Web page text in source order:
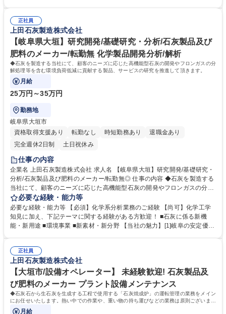
間が少なく、休日もしっかりとれるので家族との時間を大切にしていただ
くことができます。【年間休日に関して】年間休日120日ですが、有給休
暇を入社月に応じて2～10日付与いたします。 学歴・資格 学歴：大学院
大学 高専 短大 専修学校 高校 語学力： 資格：
正社員
上田石灰製造株式会社
【岐阜県大垣】研究開発/基礎研究・分析/石灰製品及び
肥料のメーカー/転勤無 化学製品開発分析/解析
◆石灰を製造する当社にて、顧客のニーズに応じた高機能型石灰の開発やフロンガスの分
解処理等を含む環境負荷低減に貢献する製品、サービスの研究を推進して頂きます。
月給
25万円～35万円
勤務地
岐阜県大垣市
資格取得支援あり
転勤なし 時短勤務あり
退職金あり
完全週休2日制
土日祝休み
仕事の内容
企業名 上田石灰製造株式会社 求人名 【岐阜県大垣】研究開発/基礎研究・
分析/石灰製品及び肥料のメーカー/転勤無◎ 仕事の内容 ◆石灰を製造する
当社にて、顧客のニーズに応じた高機能型石灰の開発やフロンガスの分解
処理等を含む環境負荷低減に貢献する製品、サービスの研究を推進して頂
きます。 業務内容：石灰類の成分分析、無機系試料の分析、フロンガスの
分析、分析表の作成および発行など （ICP-MS、GC-MS、蛍光X線分析装
置、原子吸光光度計など) 募集職種 【岐阜県大垣】研究開発/基礎研究・分
必要な経験・能力等
必要な経験・能力等 【必須】化学系分析業務のご経験 【尚可】化学工学
知見に加え、下記テーマに関する経験がある方歓迎！ ■石灰に係る新機
能・新用途 ■環境事業 ■新素材・新分野 【当社の魅力】[1]岐阜の安定優良
間が少なく、休日もしっかりとれるので家族との時間を大切にしていただ
くことができます。【年間休日に関して】年間休日120日ですが、有給休
暇を入社月に応じて2～10日付与いたします。 学歴・資格 学歴：大学院
大学 高専 短大 専修学校 高校 語学力： 資格：
正社員
上田石灰製造株式会社
【大垣市/設備オペレーター】 未経験歓迎! 石灰製品及
び肥料のメーカー プラント設備メンテナンス
◆石灰石から生石灰を生成する工程で使用する「石灰焼成炉」の運転管理の業務をメイン
にお任せいたします。熱い中での作業や、重い物の持ち運びなどの業務は原則ございませ
んのでご安心ください。室内作業◎
月給